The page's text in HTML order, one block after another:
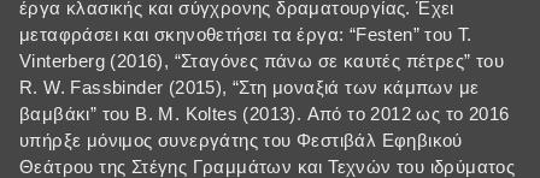
έργα κλασικής και σύγχρονης δραματουργίας. Έχει
μεταφράσει και σκηνοθετήσει τα έργα: “Festen” του T.
Vinterberg (2016), “Σταγόνες πάνω σε καυτές πέτρες” του
R. W. Fassbinder (2015), “Στη μοναξιά των κάμπων με
βαμβάκι” του B. M. Koltes (2013). Από το 2012 ως το 2016
υπήρξε μόνιμος συνεργάτης του Φεστιβάλ Εφηβικού
Θεάτρου της Στέγης Γραμμάτων και Τεχνών του ιδρύματος